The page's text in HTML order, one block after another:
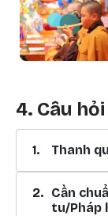
4. Câu
1. Thanh
2. Cần
tu/Pháp